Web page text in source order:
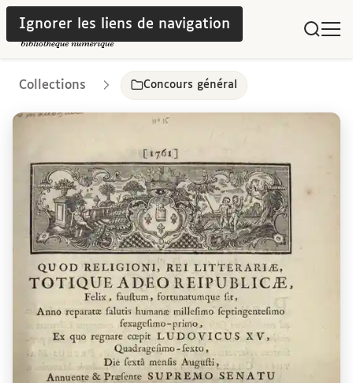
Ignorer les liens de navigation
Collections Concours général